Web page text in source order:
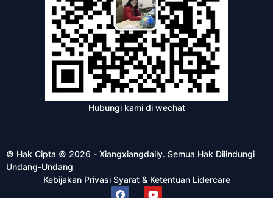
Hubungi kami di wechat
© Hak Cipta © 2026 - Xiangxiangdaily. Semua Hak Dilindungi
Undang-Undang
Kebijakan Privasi Syarat & Ketentuan Lidercare